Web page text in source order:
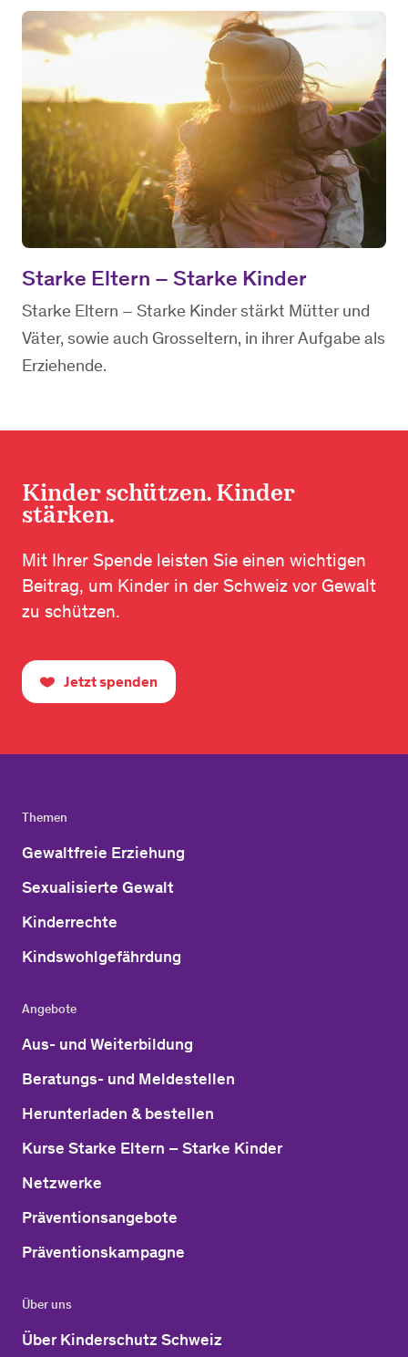
Starke Eltern – Starke Kinder
Starke Eltern – Starke Kinder stärkt Mütter und
Väter, sowie auch Grosseltern, in ihrer Aufgabe als
Erziehende.
Kinder schützen. Kinder
stärken.
Mit Ihrer Spende leisten Sie einen wichtigen
Beitrag, um Kinder in der Schweiz vor Gewalt
zu schützen.
Jetzt spenden
Themen
Gewaltfreie Erziehung
Sexualisierte Gewalt
Kinderrechte
Kindswohlgefährdung
Angebote
Aus- und Weiterbildung
Beratungs- und Meldestellen
Herunterladen & bestellen
Kurse Starke Eltern – Starke Kinder
Netzwerke
Präventionsangebote
Präventionskampagne
Über uns
Über Kinderschutz Schweiz